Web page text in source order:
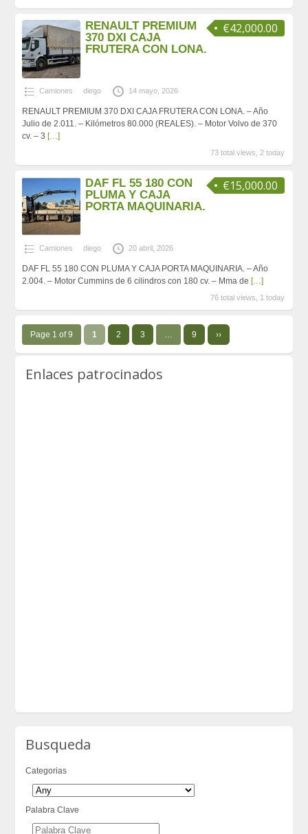
€42,000.00
RENAULT PREMIUM
370 DXI CAJA
FRUTERA CON LONA.
Camiones diego 14 mayo, 2026
RENAULT PREMIUM 370 DXI CAJA FRUTERA CON LONA. – Año
Julio de 2.011. – Kilómetros 80.000 (REALES). – Motor Volvo de 370
cv. – 3 […]
73 total views, 2 today
€15,000.00
DAF FL 55 180 CON
PLUMA Y CAJA
PORTA MAQUINARIA.
Camiones diego 20 abril, 2026
DAF FL 55 180 CON PLUMA Y CAJA PORTA MAQUINARIA. – Año
2.004. – Motor Cummins de 6 cilindros con 180 cv. – Mma de […]
76 total views, 1 today
Page 1 of 9 1 2 3 … 9 ››
Enlaces patrocinados
Busqueda
Categorias
Palabra Clave